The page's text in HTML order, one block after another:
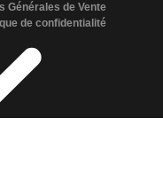
Générales de Vente
de confidentialité